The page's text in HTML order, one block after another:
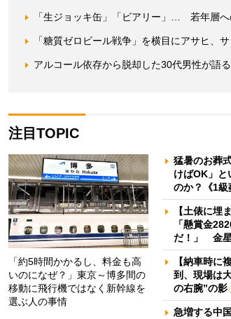
「生ジョッキ缶」「ビアリー」… 若年層
「糖質ゼロビール戦争」を横目にアサヒ、
アルコール依存から脱却した30代男性が語
注目TOPIC
「約5時間かかるし、料金も高
いのになぜ？」東京～博多間の
移動に飛行機ではなく新幹線を
選ぶ人の事情
猛暑のお葬
けばOK」と
のか？《1級
【土俵に埋
「懸賞金
だ！」 金星
【納車時に
到、現場は
の右腕”の影
急増する中